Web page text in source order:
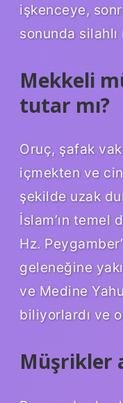
işkenceye,
sonunda
Mekkeli
tutar mı?
Oruç, şafak
içmekten ve
şekilde uzak
İslam’ın
Hz.
geleneğine
ve Medine
biliyorlardı ve
Müşrikler